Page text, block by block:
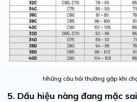
Những câu hỏi thường gặp khi
5. Dấu hiệu nàng đang mặc